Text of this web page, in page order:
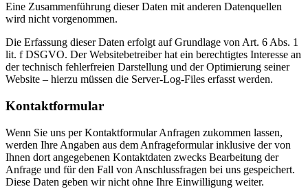
Eine Zusammenführung dieser Daten mit anderen Datenquellen
wird nicht vorgenommen.
Die Erfassung dieser Daten erfolgt auf Grundlage von Art. 6 Abs. 1
lit. f DSGVO. Der Websitebetreiber hat ein berechtigtes Interesse an
der technisch fehlerfreien Darstellung und der Optimierung seiner
Website – hierzu müssen die Server-Log-Files erfasst werden.
Kontaktformular
Wenn Sie uns per Kontaktformular Anfragen zukommen lassen,
werden Ihre Angaben aus dem Anfrageformular inklusive der von
Ihnen dort angegebenen Kontaktdaten zwecks Bearbeitung der
Anfrage und für den Fall von Anschlussfragen bei uns gespeichert.
Diese Daten geben wir nicht ohne Ihre Einwilligung weiter.